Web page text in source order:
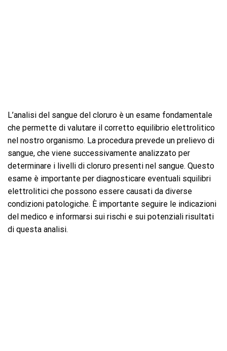
L’analisi del sangue del cloruro è un esame fondamentale
che permette di valutare il corretto equilibrio elettrolitico
nel nostro organismo. La procedura prevede un prelievo di
sangue, che viene successivamente analizzato per
determinare i livelli di cloruro presenti nel sangue. Questo
esame è importante per diagnosticare eventuali squilibri
elettrolitici che possono essere causati da diverse
condizioni patologiche. È importante seguire le indicazioni
del medico e informarsi sui rischi e sui potenziali risultati
di questa analisi.